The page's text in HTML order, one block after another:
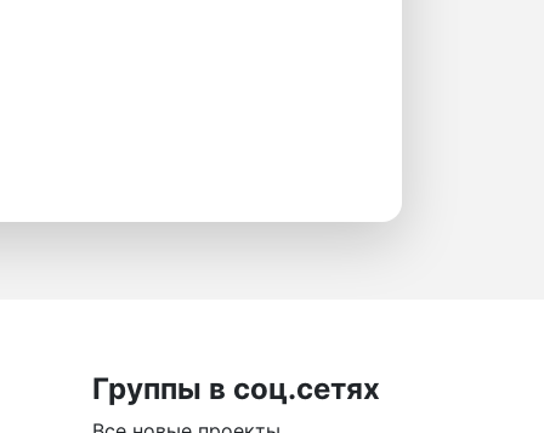
Группы в соц.сетях